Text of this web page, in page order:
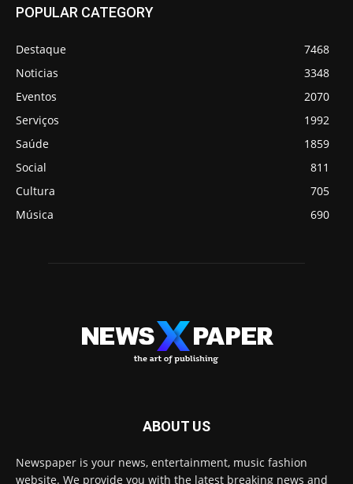
POPULAR CATEGORY
Destaque
7468
Noticias
3348
Eventos
2070
Serviços
1992
Saúde
1859
Social
811
Cultura
705
Música
690
ABOUT US
Newspaper is your news, entertainment, music fashion
website. We provide you with the latest breaking news and